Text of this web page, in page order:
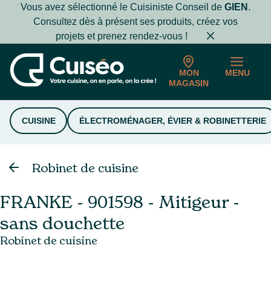
Vous avez sélectionné le Cuisiniste Conseil de GIEN .
Consultez dès à présent ses produits, créez vos
projets et prenez rendez-vous !
MON
MAGASIN
MENU
CUISINE ÉLECTROMÉNAGER, ÉVIER & ROBINETTERIE
Robinet de cuisine
FRANKE - 901598 - Mitigeur -
sans douchette
Robinet de cuisine